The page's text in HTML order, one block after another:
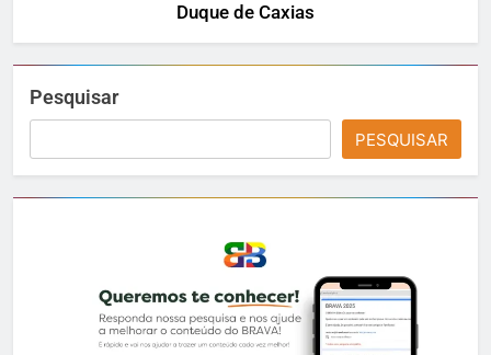
Duque de Caxias
Pesquisar
PESQUISAR